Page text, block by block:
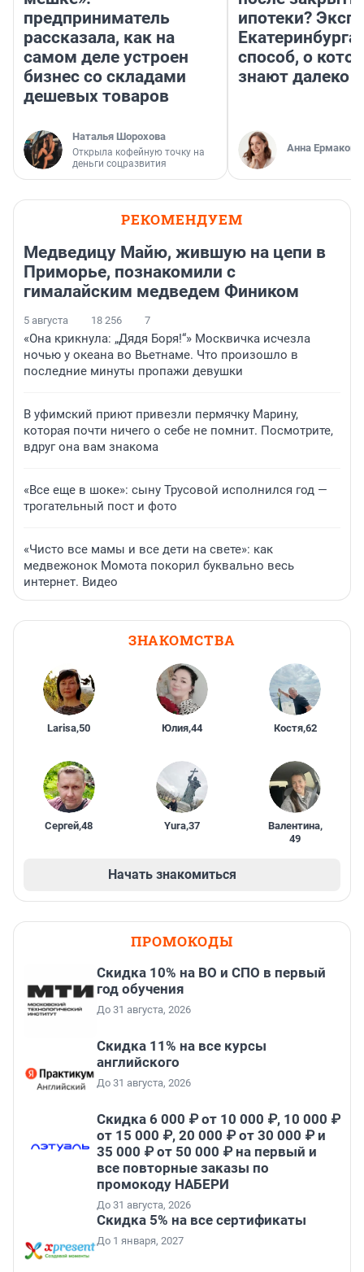
предприниматель
рассказала, как на
самом деле устроен
бизнес со складами
дешевых товаров
Наталья Шорохова
Открыла кофейную точку на
деньги соцразвития
ипотеки?
Екатеринбурга
способ, о
знают далеко
Анна Ермакова
РЕКОМЕНДУЕМ
Медведицу Майю, жившую на цепи в
Приморье, познакомили с
гималайским медведем Фиником
5 августа 18 256 7
«Она крикнула: „Дядя Боря!“» Москвичка исчезла
ночью у океана во Вьетнаме. Что произошло в
последние минуты пропажи девушки
В уфимский приют привезли пермячку Марину,
которая почти ничего о себе не помнит. Посмотрите,
вдруг она вам знакома
«Все еще в шоке»: сыну Трусовой исполнился год —
трогательный пост и фото
«Чисто все мамы и все дети на свете»: как
медвежонок Момота покорил буквально весь
интернет. Видео
ЗНАКОМСТВА
Larisa,50 Юлия,44 Костя,62
Сергей,48 Yura,37 Валентина,
49
Начать знакомиться
ПРОМОКОДЫ
Скидка 10% на ВО и СПО в первый
год обучения
До 31 августа, 2026
Скидка 11% на все курсы
английского
До 31 августа, 2026
Скидка 6 000 ₽ от 10 000 ₽, 10 000 ₽
от 15 000 ₽, 20 000 ₽ от 30 000 ₽ и
35 000 ₽ от 50 000 ₽ на первый и
все повторные заказы по
промокоду НАБЕРИ
До 31 августа, 2026
Скидка 5% на все сертификаты
До 1 января, 2027